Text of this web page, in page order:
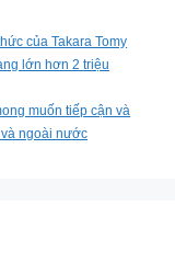
của Takara Tomy
lớn hơn 2 triệu
muốn tiếp cận và
ngoài nước